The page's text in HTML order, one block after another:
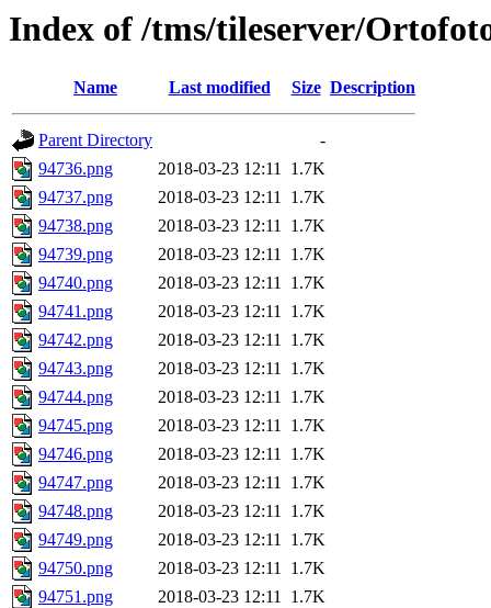
Index of /tms/tileserver/
Name Last modified Size Description
Parent Directory
-
94736.png
2018-03-23 12:11 1.7K
94737.png
2018-03-23 12:11 1.7K
94738.png
2018-03-23 12:11 1.7K
94739.png
2018-03-23 12:11 1.7K
94740.png
2018-03-23 12:11 1.7K
94741.png
2018-03-23 12:11 1.7K
94742.png
2018-03-23 12:11 1.7K
94743.png
2018-03-23 12:11 1.7K
94744.png
2018-03-23 12:11 1.7K
94745.png
2018-03-23 12:11 1.7K
94746.png
2018-03-23 12:11 1.7K
94747.png
2018-03-23 12:11 1.7K
94748.png
2018-03-23 12:11 1.7K
94749.png
2018-03-23 12:11 1.7K
94750.png
2018-03-23 12:11 1.7K
94751.png
2018-03-23 12:11 1.7K